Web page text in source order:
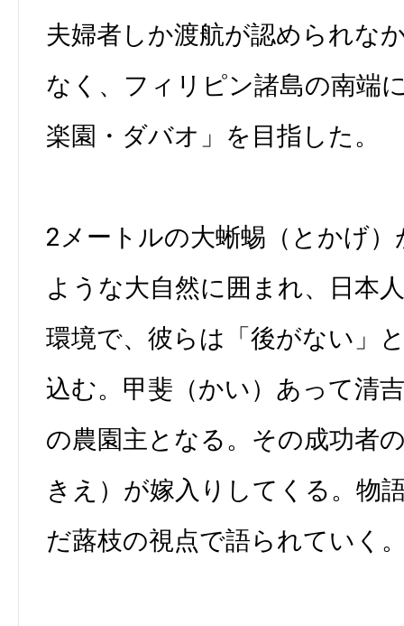
夫婦者しか渡航が認められな
なく、フィリピン諸島の南端
楽園・ダバオ」を目指した。
2メートルの大蜥蜴（とかげ
ような大自然に囲まれ、日本
環境で、彼らは「後がない」
込む。甲斐（かい）あって清
の農園主となる。その成功者
きえ）が嫁入りしてくる。物
だ蕗枝の視点で語られていく